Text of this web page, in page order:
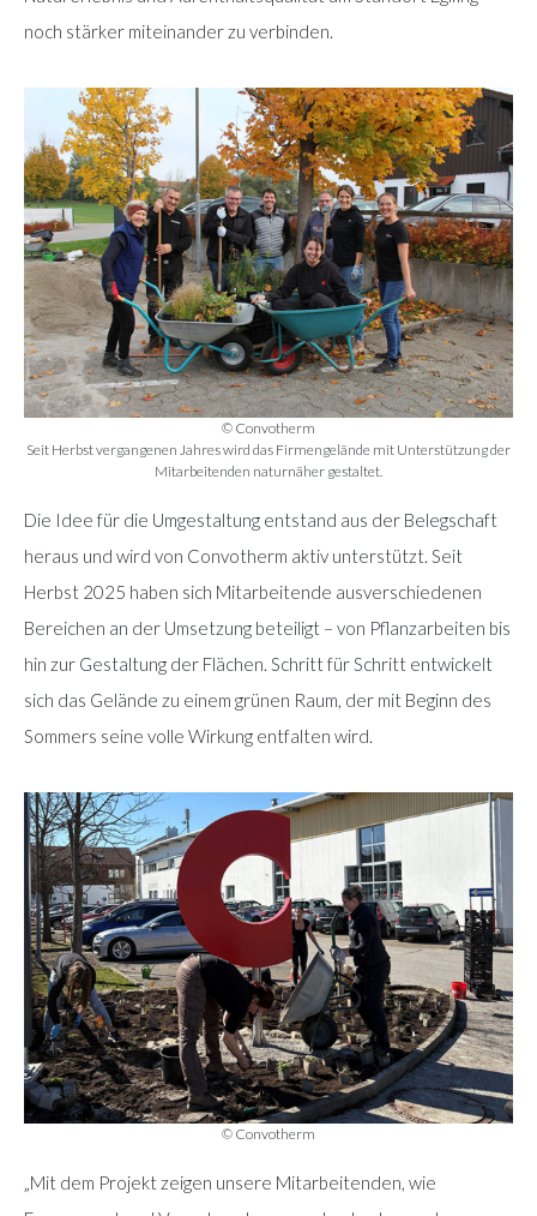
noch stärker miteinander zu verbinden.
© Convotherm
Seit Herbst vergangenen Jahres wird das Firmengelände mit Unterstützung der
Mitarbeitenden naturnäher gestaltet.
Die Idee für die Umgestaltung entstand aus der Belegschaft
heraus und wird von Convotherm aktiv unterstützt. Seit
Herbst 2025 haben sich Mitarbeitende ausverschiedenen
Bereichen an der Umsetzung beteiligt – von Pflanzarbeiten bis
hin zur Gestaltung der Flächen. Schritt für Schritt entwickelt
sich das Gelände zu einem grünen Raum, der mit Beginn des
Sommers seine volle Wirkung entfalten wird.
© Convotherm
„Mit dem Projekt zeigen unsere Mitarbeitenden, wie